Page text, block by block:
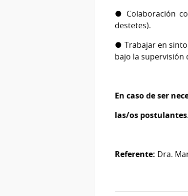
● Colaboración
destetes).
● Trabajar en
bajo la supervisión
En caso de ser
las/os
Referente: Dra.